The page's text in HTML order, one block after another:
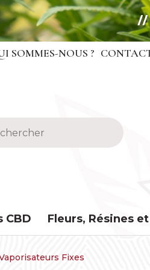
SOMMES-NOUS ?
CBD Fleurs, Résines
Fixes